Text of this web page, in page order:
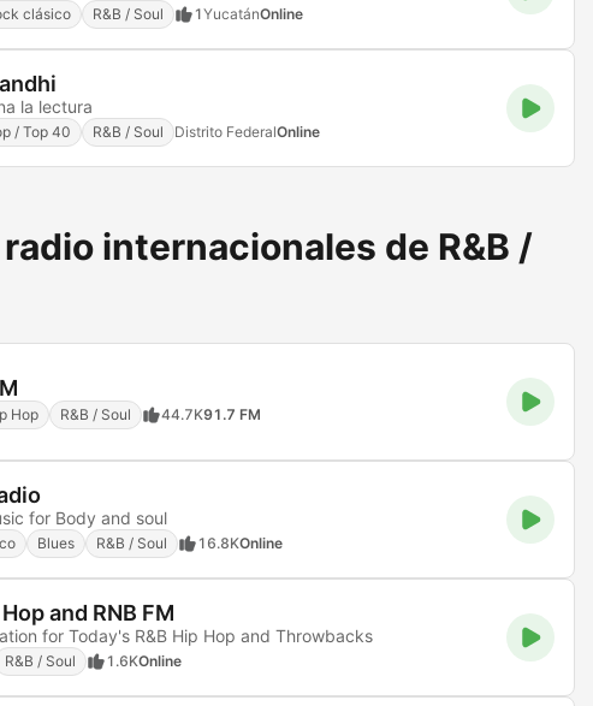
clásico R&B / Soul 1YucatánOnline
la lectura
/ Top 40 R&B / Soul Distrito FederalOnline
internacionales de R&B /
Hop R&B / Soul 44.7K91.7 FM
for Body and soul
Blues R&B / Soul 16.8KOnline
and RNB FM
for Today's R&B Hip Hop and Throwbacks
R&B / Soul 1.6KOnline